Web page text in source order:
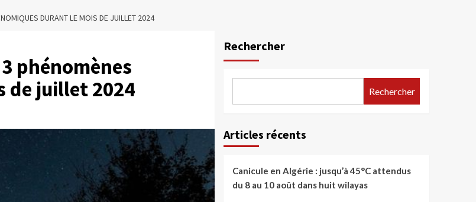
DURANT LE MOIS DE JUILLET 2024
phénomènes
de juillet 2024
Rechercher
Rechercher
Articles récents
Canicule en Algérie : jusqu’à 45°C attendus
du 8 au 10 août dans huit wilayas